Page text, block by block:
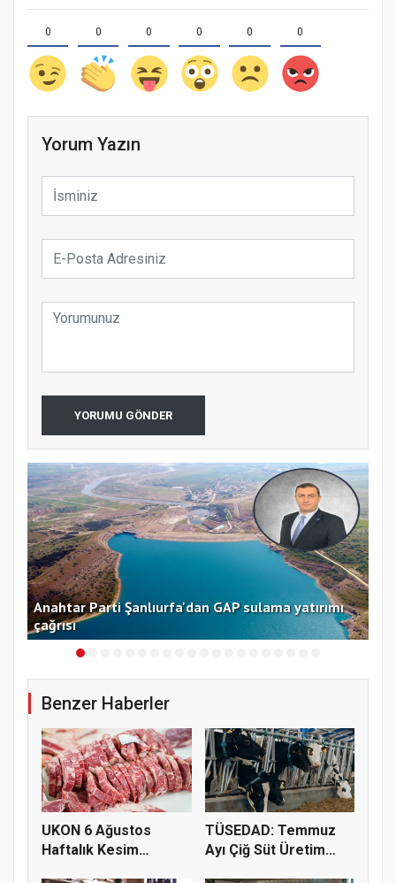
0 0 0 0 0 0
Yorum Yazın
YORUMU GÖNDER
Anahtar Parti Şanlıurfa'dan GAP sulama yatırımı
çağrısı
Benzer Haberler
UKON 6 Ağustos
Haftalık Kesim
TÜSEDAD: Temmuz
Ayı Çiğ Süt Üretim